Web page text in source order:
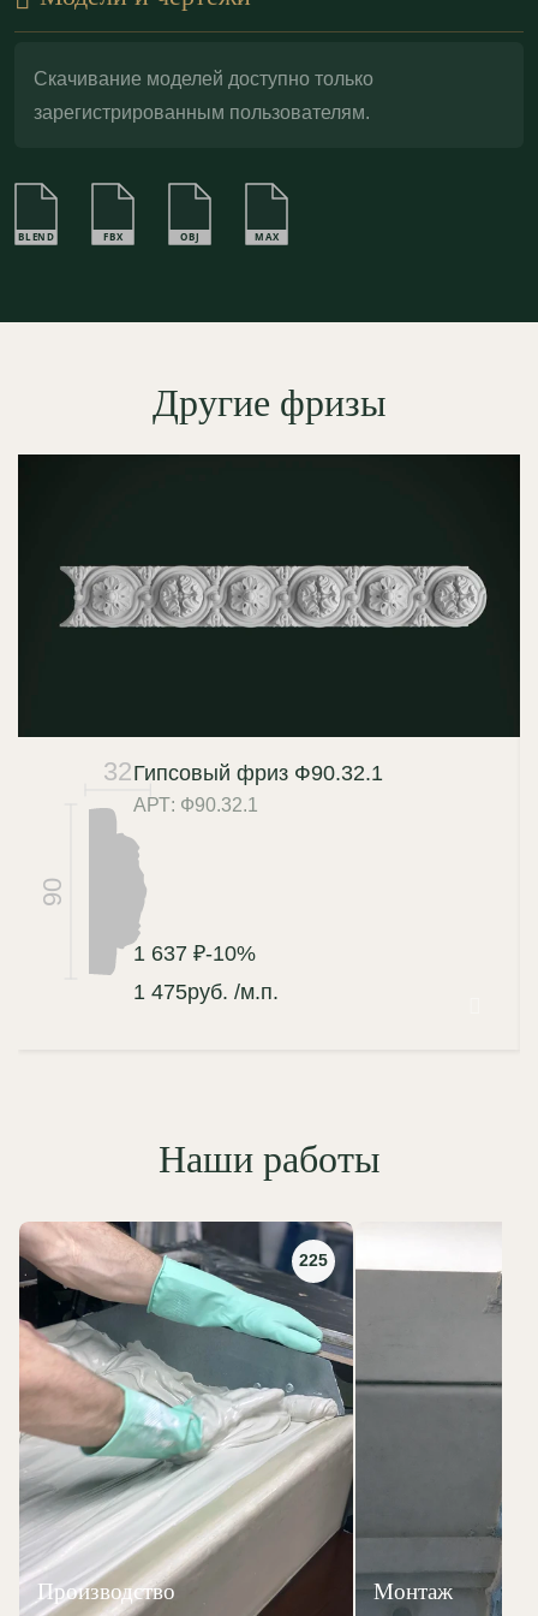
окрашивать в тон стен, выделять рельеф
Скачивание моделей доступно только
зарегистрированным пользователям.
BLEND FBX OBJ MAX
Другие фризы
32
90
Гипсовый фриз Ф90.32.1
АРТ: Ф90.32.1
1 637 ₽-10%
1 475руб. /м.п.
Наши работы
225
Производство Монтаж